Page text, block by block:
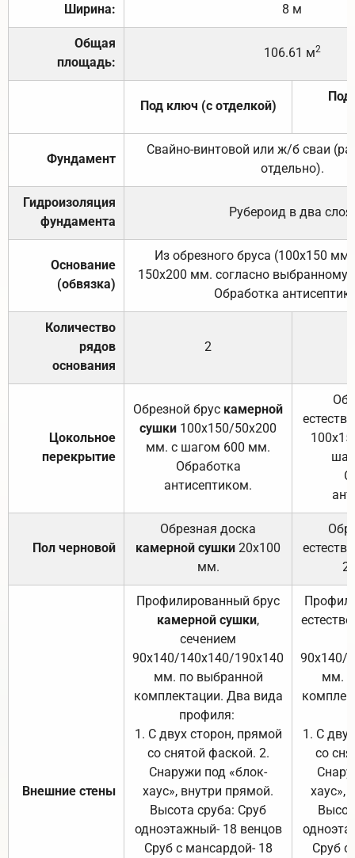
Ширина: 8 м
Общая
площадь:
106.61 м2
Под ключ (с отделкой)
Под
Фундамент
Свайно-винтовой или ж/б сваи
отдельно).
Гидроизоляция
фундамента
Рубероид в два слоя.
Основание
(обвязка)
Из обрезного бруса (100х150
150х200 мм. согласно выбранному
Обработка
Количество
рядов
основания
2
Цокольное
перекрытие
Обрезной брус камерной
сушки 100х150/50х200
мм. с шагом 600 мм.
Обработка
антисептиком.
Пол черновой
Обрезная доска
камерной сушки 20х100
мм.
Внешние стены
Профилированный брус
камерной сушки,
сечением
90х140/140х140/190х140
мм. по выбранной
комплектации. Два вида
профиля:
1. С двух сторон, прямой
со снятой фаской. 2.
Снаружи под «блок-
хаус», внутри прямой.
Высота сруба: Сруб
одноэтажный- 18 венцов
Сруб с мансардой- 18
90х140/
мм.
1. С
со
хаус»,
Сруб с